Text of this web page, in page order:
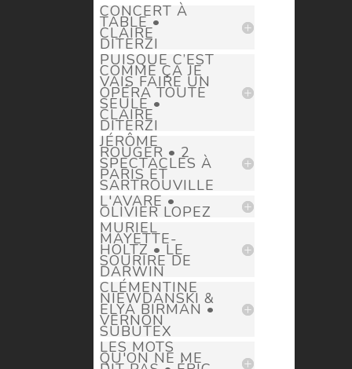
CONCERT À
TABLE •
CLAIRE
DITERZI
PUISQUE C’EST
COMME ÇA JE
VAIS FAIRE UN
OPÉRA TOUTE
SEULE •
CLAIRE
DITERZI
JÉRÔME
ROUGER • 2
SPECTACLES À
PARIS ET
SARTROUVILLE
L'AVARE •
OLIVIER LOPEZ
MURIEL
MAYETTE-
HOLTZ • LE
SOURIRE DE
DARWIN
CLÉMENTINE
NIEWDANSKI &
ELYA BIRMAN •
VERNON
SUBUTEX
LES MOTS
QU'ON NE ME